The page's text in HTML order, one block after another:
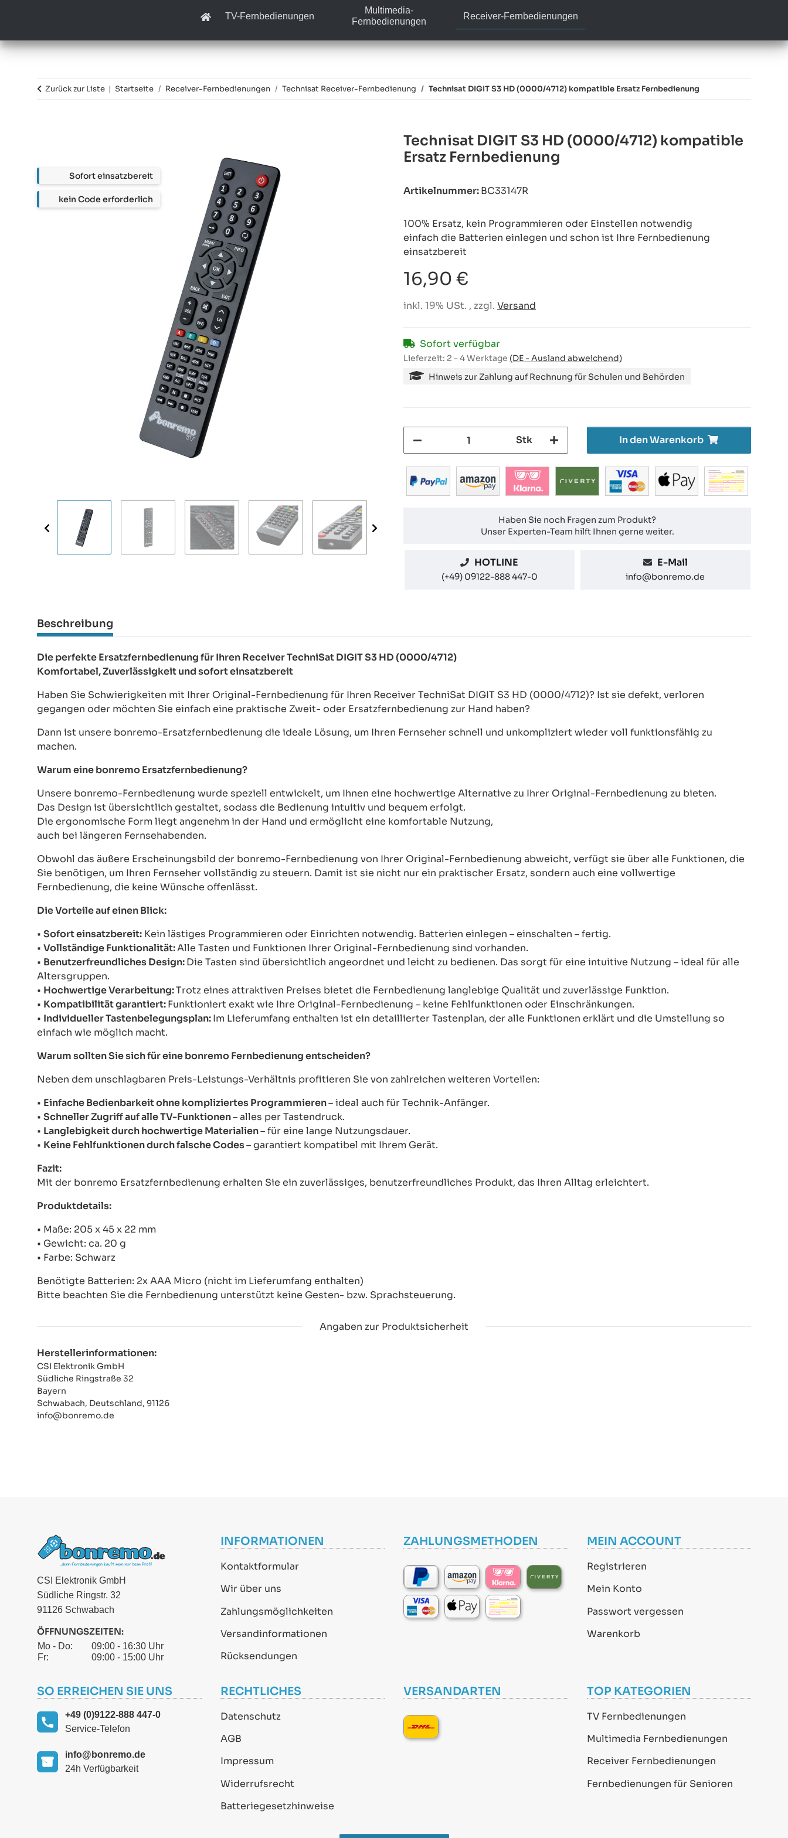
TV-Fernbedienungen
Multimedia-
Fernbedienungen
Receiver-Fernbedienungen
Zurück zur Liste Startseite Receiver-Fernbedienungen Technisat Receiver-Fernbedienung Technisat DIGIT S3 HD (0000/4712) kompatible Ersatz Fernbedienung
Technisat DIGIT S3 HD (0000/4712) kompatible
Ersatz Fernbedienung
Artikelnummer:BC33147R
100% Ersatz, kein Programmieren oder Einstellen notwendig
einfach die Batterien einlegen und schon ist Ihre Fernbedienung
einsatzbereit
16,90 €
inkl. 19% USt. , zzgl. Versand
Sofort verfügbar
Lieferzeit: 2 - 4 Werktage (DE - Ausland abweichend)
Hinweis zur Zahlung auf Rechnung für Schulen und Behörden
Stk In den Warenkorb
Haben Sie noch Fragen zum Produkt?
Unser Experten-Team hilft Ihnen gerne weiter.
HOTLINE
(+49) 09122-888 447-0
E-Mail
info@bonremo.de
Beschreibung
Die perfekte Ersatzfernbedienung für Ihren Receiver TechniSat DIGIT S3 HD (0000/4712)
Komfortabel, Zuverlässigkeit und sofort einsatzbereit
Haben Sie Schwierigkeiten mit Ihrer Original-Fernbedienung für Ihren Receiver TechniSat DIGIT S3 HD (0000/4712)? Ist sie defekt, verloren
gegangen oder möchten Sie einfach eine praktische Zweit- oder Ersatzfernbedienung zur Hand haben?
Dann ist unsere bonremo-Ersatzfernbedienung die ideale Lösung, um Ihren Fernseher schnell und unkompliziert wieder voll funktionsfähig zu
machen.
Warum eine bonremo Ersatzfernbedienung?
Unsere bonremo-Fernbedienung wurde speziell entwickelt, um Ihnen eine hochwertige Alternative zu Ihrer Original-Fernbedienung zu bieten.
Das Design ist übersichtlich gestaltet, sodass die Bedienung intuitiv und bequem erfolgt.
Die ergonomische Form liegt angenehm in der Hand und ermöglicht eine komfortable Nutzung,
auch bei längeren Fernsehabenden.
Obwohl das äußere Erscheinungsbild der bonremo-Fernbedienung von Ihrer Original-Fernbedienung abweicht, verfügt sie über alle Funktionen, die
Sie benötigen, um Ihren Fernseher vollständig zu steuern. Damit ist sie nicht nur ein praktischer Ersatz, sondern auch eine vollwertige
Fernbedienung, die keine Wünsche offenlässt.
Die Vorteile auf einen Blick:
• Sofort einsatzbereit: Kein lästiges Programmieren oder Einrichten notwendig. Batterien einlegen – einschalten – fertig.
• Vollständige Funktionalität:Alle Tasten und Funktionen Ihrer Original-Fernbedienung sind vorhanden.
• Benutzerfreundliches Design:Die Tasten sind übersichtlich angeordnet und leicht zu bedienen. Das sorgt für eine intuitive Nutzung – ideal für alle
Altersgruppen.
• Hochwertige Verarbeitung:Trotz eines attraktiven Preises bietet die Fernbedienung langlebige Qualität und zuverlässige Funktion.
• Kompatibilität garantiert:Funktioniert exakt wie Ihre Original-Fernbedienung – keine Fehlfunktionen oder Einschränkungen.
• Individueller Tastenbelegungsplan:Im Lieferumfang enthalten ist ein detaillierter Tastenplan, der alle Funktionen erklärt und die Umstellung so
einfach wie möglich macht.
Warum sollten Sie sich für eine bonremo Fernbedienung entscheiden?
Neben dem unschlagbaren Preis-Leistungs-Verhältnis profitieren Sie von zahlreichen weiteren Vorteilen:
• Einfache Bedienbarkeit ohne kompliziertes Programmieren– ideal auch für Technik-Anfänger.
• Schneller Zugriff auf alle TV-Funktionen– alles per Tastendruck.
• Langlebigkeit durch hochwertige Materialien– für eine lange Nutzungsdauer.
• Keine Fehlfunktionen durch falsche Codes– garantiert kompatibel mit Ihrem Gerät.
Fazit:
Mit der bonremo Ersatzfernbedienung erhalten Sie ein zuverlässiges, benutzerfreundliches Produkt, das Ihren Alltag erleichtert.
Produktdetails:
• Maße: 205 x 45 x 22 mm
• Gewicht: ca. 20 g
• Farbe: Schwarz
Benötigte Batterien: 2x AAA Micro (nicht im Lieferumfang enthalten)
Bitte beachten Sie die Fernbedienung unterstützt keine Gesten- bzw. Sprachsteuerung.
Angaben zur Produktsicherheit
Herstellerinformationen:
CSI Elektronik GmbH
Südliche Ringstraße 32
Bayern
Schwabach, Deutschland, 91126
info@bonremo.de
CSI Elektronik GmbH
Südliche Ringstr. 32
91126 Schwabach
ÖFFNUNGSZEITEN:
Mo - Do:
09:00 - 16:30 Uhr
Fr:
09:00 - 15:00 Uhr
INFORMATIONEN
Kontaktformular
Wir über uns
Zahlungsmöglichkeiten
Versandinformationen
Rücksendungen
ZAHLUNGSMETHODEN MEIN ACCOUNT
Registrieren
Mein Konto
Passwort vergessen
Warenkorb
SO ERREICHEN SIE UNS
+49 (0)9122-888 447-0
Service-Telefon
info@bonremo.de
24h Verfügbarkeit
RECHTLICHES
Datenschutz
AGB
Impressum
Widerrufsrecht
Batteriegesetzhinweise
VERSANDARTEN TOP KATEGORIEN
TV Fernbedienungen
Multimedia Fernbedienungen
Receiver Fernbedienungen
Fernbedienungen für Senioren